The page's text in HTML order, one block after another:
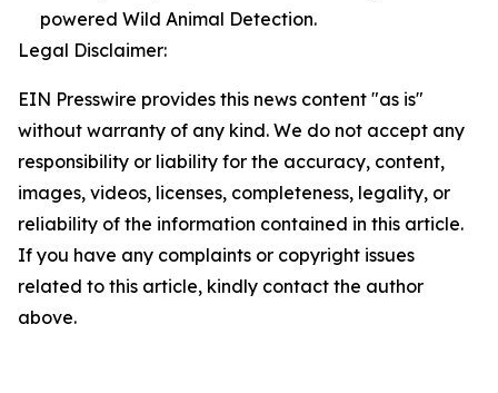
powered Wild Animal Detection.
Legal Disclaimer:
EIN Presswire provides this news content "as is"
without warranty of any kind. We do not accept any
responsibility or liability for the accuracy, content,
images, videos, licenses, completeness, legality, or
reliability of the information contained in this article.
If you have any complaints or copyright issues
related to this article, kindly contact the author
above.